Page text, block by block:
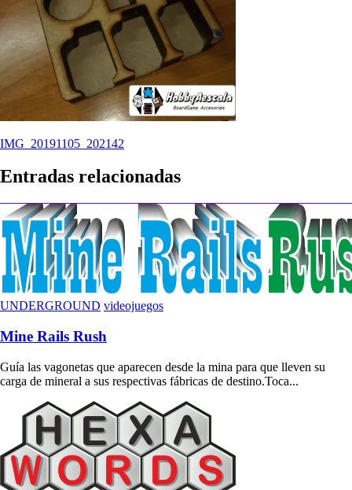
Navegación
de
entradas
IMG_20191105_202142
Entradas relacionadas
UNDERGROUND videojuegos
Mine Rails Rush
Guía las vagonetas que aparecen desde la mina para que lleven su
carga de mineral a sus respectivas fábricas de destino.Toca...